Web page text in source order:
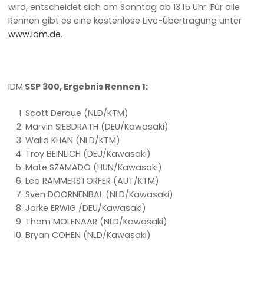
wird, entscheidet sich am Sonntag ab 13.15 Uhr. Für alle
Rennen gibt es eine kostenlose Live-Übertragung unter
www.idm.de.
IDM SSP 300, Ergebnis Rennen 1:
Scott Deroue (NLD/KTM)
Marvin SIEBDRATH (DEU/Kawasaki)
Walid KHAN (NLD/KTM)
Troy BEINLICH (DEU/Kawasaki)
Mate SZAMADO (HUN/Kawasaki)
Leo RAMMERSTORFER (AUT/KTM)
Sven DOORNENBAL (NLD/Kawasaki)
Jorke ERWIG /DEU/Kawasaki)
Thom MOLENAAR (NLD/Kawasaki)
Bryan COHEN (NLD/Kawasaki)